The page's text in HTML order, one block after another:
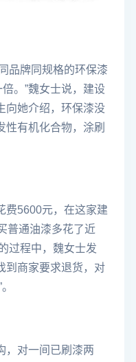
品牌同规格的环保漆
。”魏女士说，建设
向她介绍，环保漆没
性有机化合物，涂刷
费5600元，在这家建
普通油漆多花了近
过程中，魏女士发
到商家要求退货，对
，对一间已刷漆两